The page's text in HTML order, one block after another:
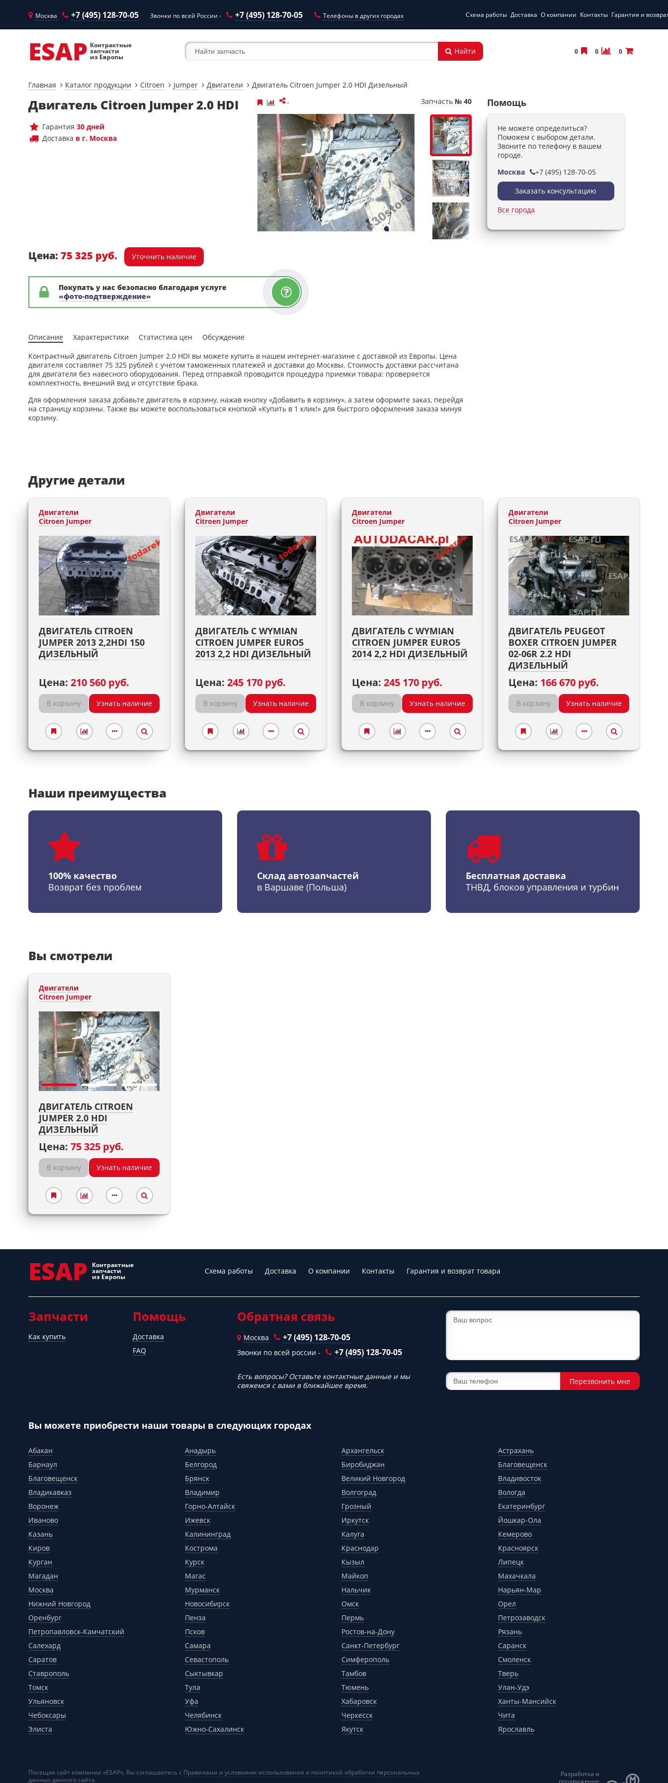
Москва +7 (495) 128-70-05 Звонки по всей России - +7 (495) 128-70-05 Телефоны в других городах Схема работы Доставка О компании Контакты Гарантия и
ESAP Контрактные
запчасти
из Европы
Найти 0 0 0
Главная Каталог продукции Citroen Jumper Двигатели Двигатель Citroen Jumper 2.0 HDI Дизельный
Двигатель Citroen Jumper 2.0 HDI
Гарантия 30 дней
Доставка в г. Москва
Запчасть № 40
Цена: 75 325 руб. Уточнить наличие
Покупать у нас безопасно благодаря услуге
«фото-подтверждение»
Описание Характеристики Статистика цен
Обсуждение
Контрактный двигатель Citroen Jumper 2.0 HDI вы можете купить в нашем интернет-магазине с доставкой из Европы. Цена
двигателя составляет 75 325 рублей с учетом таможенных платежей и доставки до Москвы. Стоимость доставки рассчитана
для двигателя без навесного оборудования. Перед отправкой проводится процедура приемки товара: проверяется
комплектность, внешний вид и отсутствие брака.
Для оформления заказа добавьте двигатель в корзину, нажав кнопку «Добавить в корзину», а затем оформите заказ, перейдя
на страницу корзины. Также вы можете воспользоваться кнопкой «Купить в 1 клик!» для быстрого оформления заказа минуя
корзину.
Помощь
Не можете определиться?
Поможем с выбором детали.
Звоните по телефону в вашем
городе.
Москва
+7 (495) 128-70-05
Заказать консультацию
Все города
Другие детали
Двигатели
Citroen Jumper
ДВИГАТЕЛЬ CITROEN
JUMPER 2013 2,2HDI 150
ДИЗЕЛЬНЫЙ
Цена: 210 560 руб.
В корзину Узнать наличие
Двигатели
Citroen Jumper
ДВИГАТЕЛЬ С WYMIAN
CITROEN JUMPER EURO5
2013 2,2 HDI ДИЗЕЛЬНЫЙ
Цена: 245 170 руб.
В корзину Узнать наличие
Двигатели
Citroen Jumper
ДВИГАТЕЛЬ С WYMIAN
CITROEN JUMPER EURO5
2014 2,2 HDI ДИЗЕЛЬНЫЙ
Цена: 245 170 руб.
В корзину Узнать наличие
Двигатели
Citroen Jumper
ДВИГАТЕЛЬ PEUGEOT
BOXER CITROEN JUMPER
02-06R 2.2 HDI
ДИЗЕЛЬНЫЙ
Цена: 166 670 руб.
В корзину Узнать наличие
Наши преимущества
100% качество
Возврат без проблем
Склад автозапчастей
в Варшаве (Польша)
Бесплатная доставка
ТНВД, блоков управления и турбин
Вы смотрели
Двигатели
Citroen Jumper
ДВИГАТЕЛЬ CITROEN
JUMPER 2.0 HDI
ДИЗЕЛЬНЫЙ
Цена: 75 325 руб.
В корзину Узнать наличие
ESAP Контрактные
запчасти
из Европы
Схема работы Доставка О компании Контакты Гарантия и возврат товара
Запчасти
Как купить
Помощь
Доставка
FAQ
Обратная связь
Москва +7 (495) 128-70-05
Звонки по всей россии - +7 (495) 128-70-05
Есть вопросы? Оставьте контактные данные и мы
свяжемся с вами в ближайшее время.
Перезвонить мне
Вы можете приобрести наши товары в следующих городах
Абакан
Барнаул
Благовещенск
Владикавказ
Воронеж
Иваново
Казань
Киров
Курган
Магадан
Москва
Нижний Новгород
Оренбург
Петропавловск-Камчатский
Салехард
Саратов
Ставрополь
Томск
Ульяновск
Чебоксары
Элиста
Анадырь
Белгород
Брянск
Владимир
Горно-Алтайск
Ижевск
Калининград
Кострома
Курск
Магас
Мурманск
Новосибирск
Пенза
Псков
Самара
Севастополь
Сыктывкар
Тула
Уфа
Челябинск
Южно-Сахалинск
Архангельск
Биробиджан
Великий Новгород
Волгоград
Грозный
Иркутск
Калуга
Краснодар
Кызыл
Майкоп
Нальчик
Омск
Пермь
Ростов-на-Дону
Санкт-Петербург
Симферополь
Тамбов
Тюмень
Хабаровск
Черкесск
Якутск
Астрахань
Благовещенск
Владивосток
Вологда
Екатеринбург
Йошкар-Ола
Кемерово
Красноярск
Липецк
Махачкала
Нарьян-Мар
Орел
Петрозаводск
Рязань
Саранск
Смоленск
Тверь
Улан-Удэ
Ханты-Мансийск
Чита
Ярославль
Посещая сайт компании «ESAP», Вы соглашаетесь с Правилами и условиями использования и политикой обработки персональных
данныхданного сайта.
Разработка и
продвижение